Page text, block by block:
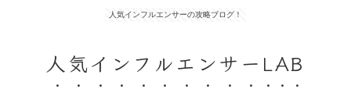
人気インフルエンサーの攻略ブログ！
人気インフルエンサーLAB